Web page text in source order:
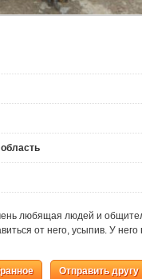
любящая людей и
от него, усыпив. У
Отправить другу